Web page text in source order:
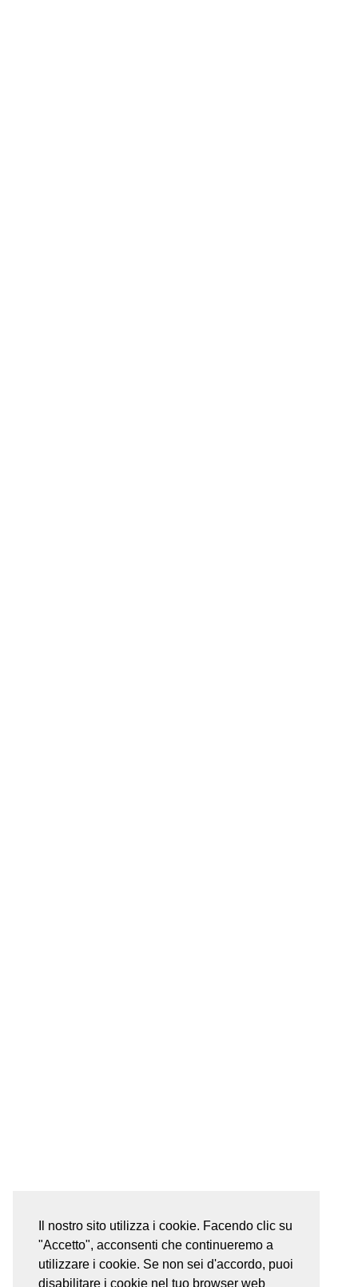
Il nostro sito utilizza i cookie. Facendo clic su
"Accetto", acconsenti che continueremo a
utilizzare i cookie. Se non sei d'accordo, puoi
disabilitare i cookie nel tuo browser web